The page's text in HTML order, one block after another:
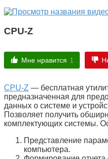
CPU-Z
Мне нравится 1
CPU-Z — бесплатная
предназначенная для
данных о системе и
Позволяет получить
комплектующих системы.
Представление
компьютера.